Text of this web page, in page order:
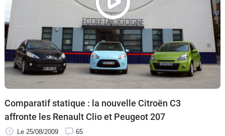
Flottes
Auto
Services
Forum
Moto
Marques
Comparatif statique : la nouvelle Citroën C3
affronte les Renault Clio et Peugeot 207
Le 25/08/2009 65